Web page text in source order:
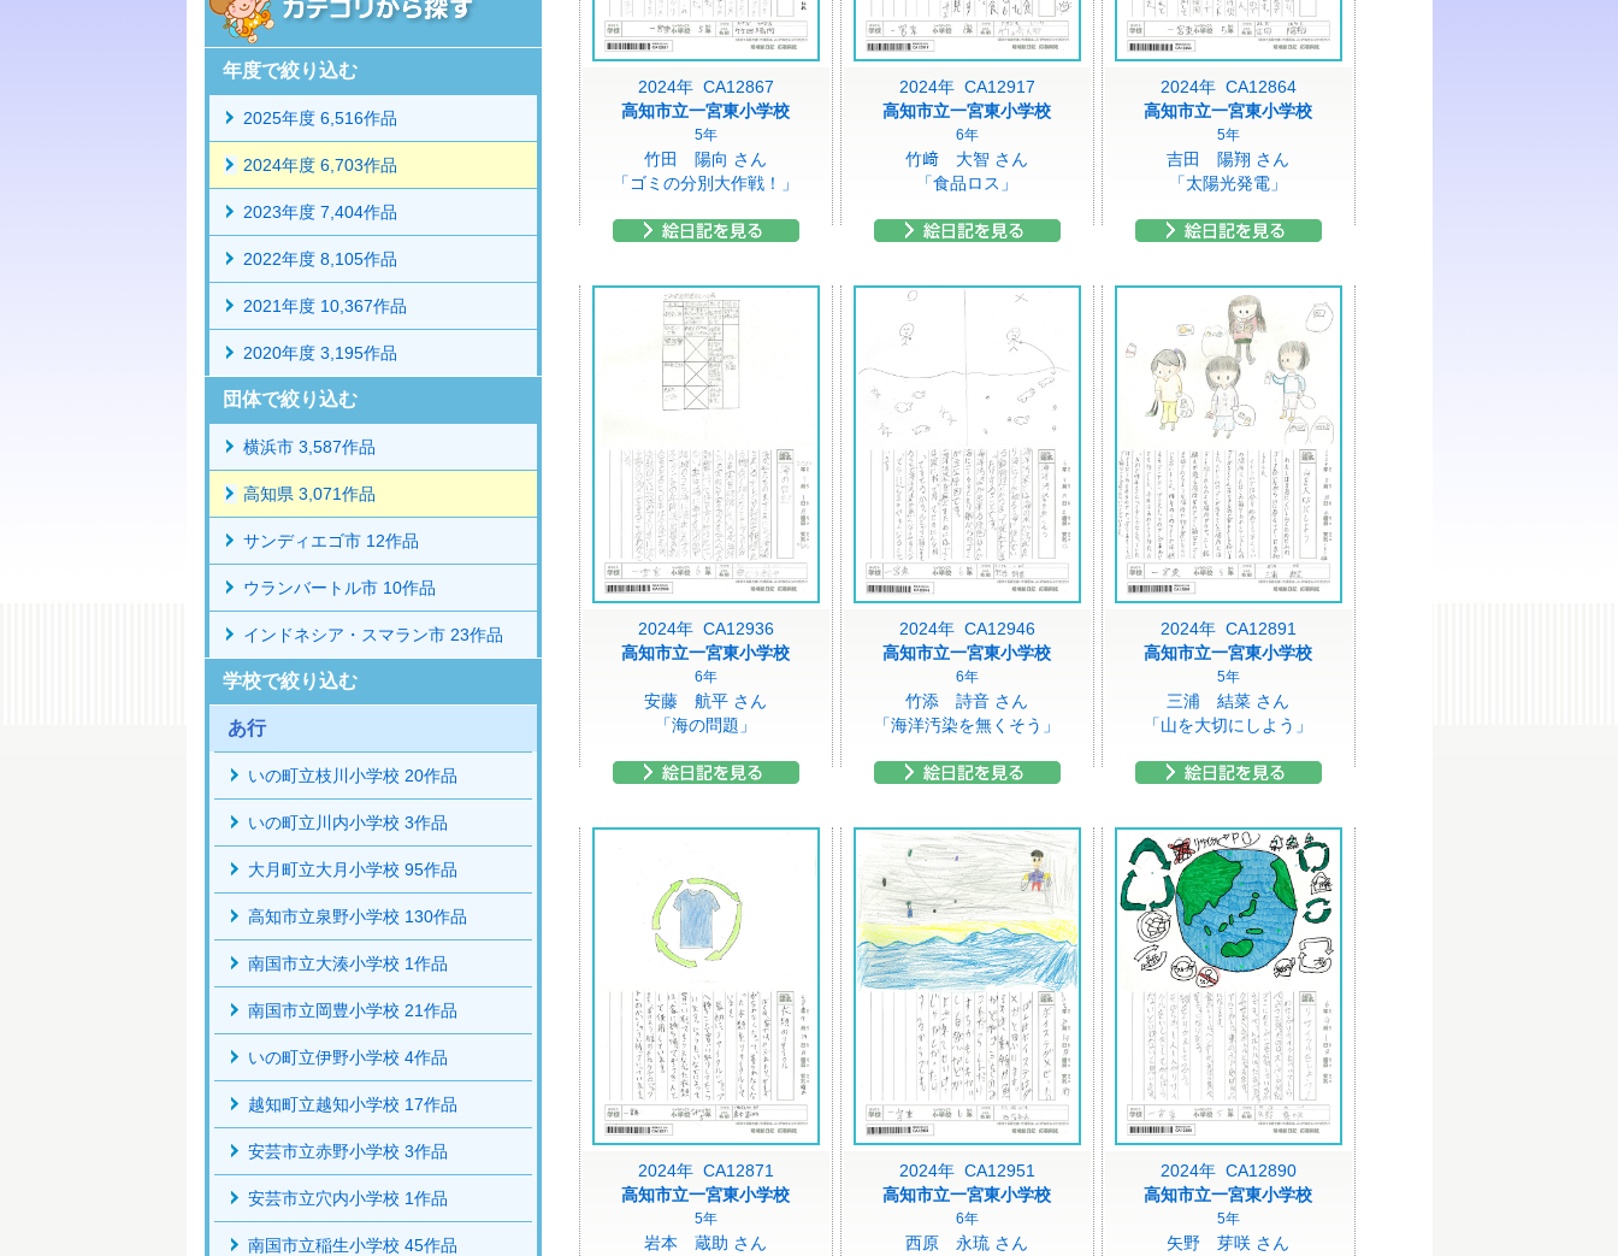
2024年 CA12867
高知市立一宮東小学校
5年
竹田 陽向 さん
「ゴミの分別大作戦！」
2024年 CA12917
高知市立一宮東小学校
6年
竹﨑 大智 さん
「食品ロス」
2024年 CA12864
高知市立一宮東小学校
5年
吉田 陽翔 さん
「太陽光発電」
2024年 CA12936
高知市立一宮東小学校
6年
安藤 航平 さん
「海の問題」
2024年 CA12946
高知市立一宮東小学校
6年
竹添 詩音 さん
「海洋汚染を無くそう」
2024年 CA12891
高知市立一宮東小学校
5年
三浦 結菜 さん
「山を大切にしよう」
2024年 CA12871
高知市立一宮東小学校
5年
岩本 蔵助 さん
2024年 CA12951
高知市立一宮東小学校
6年
西原 永琉 さん
2024年 CA12890
高知市立一宮東小学校
5年
矢野 芽咲 さん
年度で絞り込む
2025年度 6,516作品
2024年度 6,703作品
2023年度 7,404作品
2022年度 8,105作品
2021年度 10,367作品
2020年度 3,195作品
団体で絞り込む
横浜市 3,587作品
高知県 3,071作品
サンディエゴ市 12作品
ウランバートル市 10作品
インドネシア・スマラン市 23作品
学校で絞り込む
あ行
いの町立枝川小学校 20作品
いの町立川内小学校 3作品
大月町立大月小学校 95作品
高知市立泉野小学校 130作品
南国市立大湊小学校 1作品
南国市立岡豊小学校 21作品
いの町立伊野小学校 4作品
越知町立越知小学校 17作品
安芸市立赤野小学校 3作品
安芸市立穴内小学校 1作品
南国市立稲生小学校 45作品